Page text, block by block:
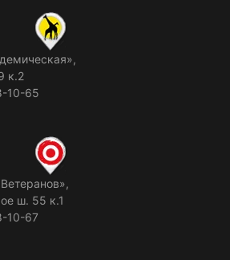
к.2
10-65
ш. 55 к.1
10-67